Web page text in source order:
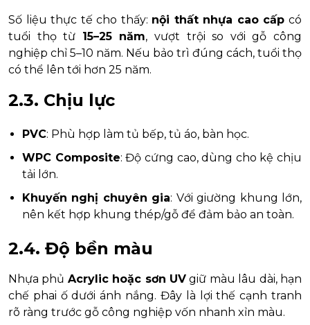
Số liệu thực tế cho thấy: nội thất nhựa cao cấp có
tuổi thọ từ 15–25 năm, vượt trội so với gỗ công
nghiệp chỉ 5–10 năm. Nếu bảo trì đúng cách, tuổi thọ
có thể lên tới hơn 25 năm.
2.3. Chịu lực
PVC: Phù hợp làm tủ bếp, tủ áo, bàn học.
WPC Composite: Độ cứng cao, dùng cho kệ chịu
tải lớn.
Khuyến nghị chuyên gia: Với giường khung lớn,
nên kết hợp khung thép/gỗ để đảm bảo an toàn.
2.4. Độ bền màu
Nhựa phủ Acrylic hoặc sơn UV giữ màu lâu dài, hạn
chế phai ố dưới ánh nắng. Đây là lợi thế cạnh tranh
rõ ràng trước gỗ công nghiệp vốn nhanh xỉn màu.